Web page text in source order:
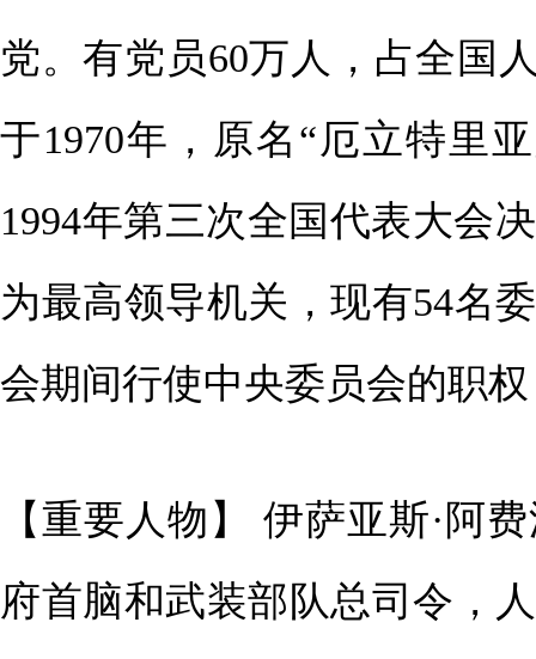
党。有党员60万人，占全国
于1970年，原名“厄立特里
1994年第三次全国代表大会
为最高领导机关，现有54名
会期间行使中央委员会的职
【重要人物】 伊萨亚斯·阿
府首脑和武装部队总司令，